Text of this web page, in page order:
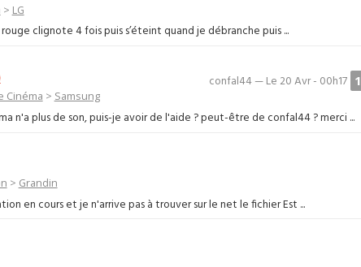
> LG
rouge clignote 4 fois puis s’éteint quand je débranche puis ...
1
confal44 — Le 20 Avr - 00h17
Cinéma > Samsung
n'a plus de son, puis-je avoir de l'aide ? peut-être de confal44 ? merci ...
> Grandin
en cours et je n'arrive pas à trouver sur le net le fichier Est ...